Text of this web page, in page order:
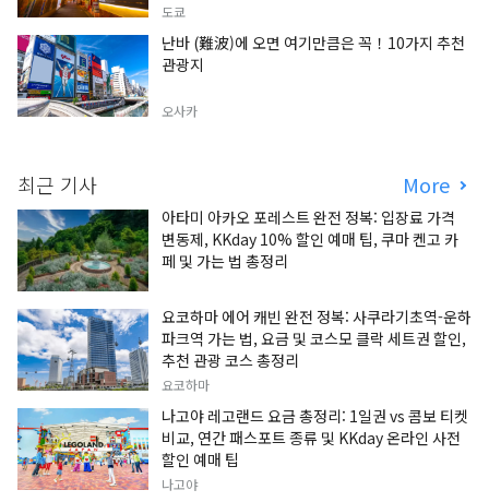
도쿄
난바 (難波)에 오면 여기만큼은 꼭！10가지 추천
관광지
오사카
최근 기사 More
아타미 아카오 포레스트 완전 정복: 입장료 가격
변동제, KKday 10% 할인 예매 팁, 쿠마 켄고 카
페 및 가는 법 총정리
요코하마 에어 캐빈 완전 정복: 사쿠라기초역-운하
파크역 가는 법, 요금 및 코스모 클락 세트권 할인,
추천 관광 코스 총정리
요코하마
나고야 레고랜드 요금 총정리: 1일권 vs 콤보 티켓
비교, 연간 패스포트 종류 및 KKday 온라인 사전
할인 예매 팁
나고야